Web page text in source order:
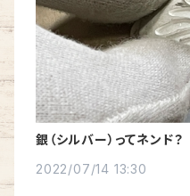
銀（シルバー）ってネンド？
2022/07/14 13:30